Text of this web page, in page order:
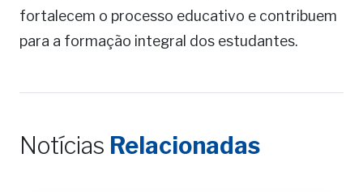
fortalecem o processo educativo e contribuem
para a formação integral dos estudantes.
Notícias Relacionadas